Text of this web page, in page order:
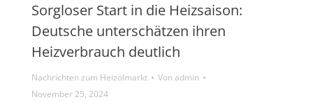
Sorgloser Start in die Heizsaison:
Deutsche unterschätzen ihren
Heizverbrauch deutlich
Nachrichten zum Heizölmarkt Vonadmin
November 25, 2024